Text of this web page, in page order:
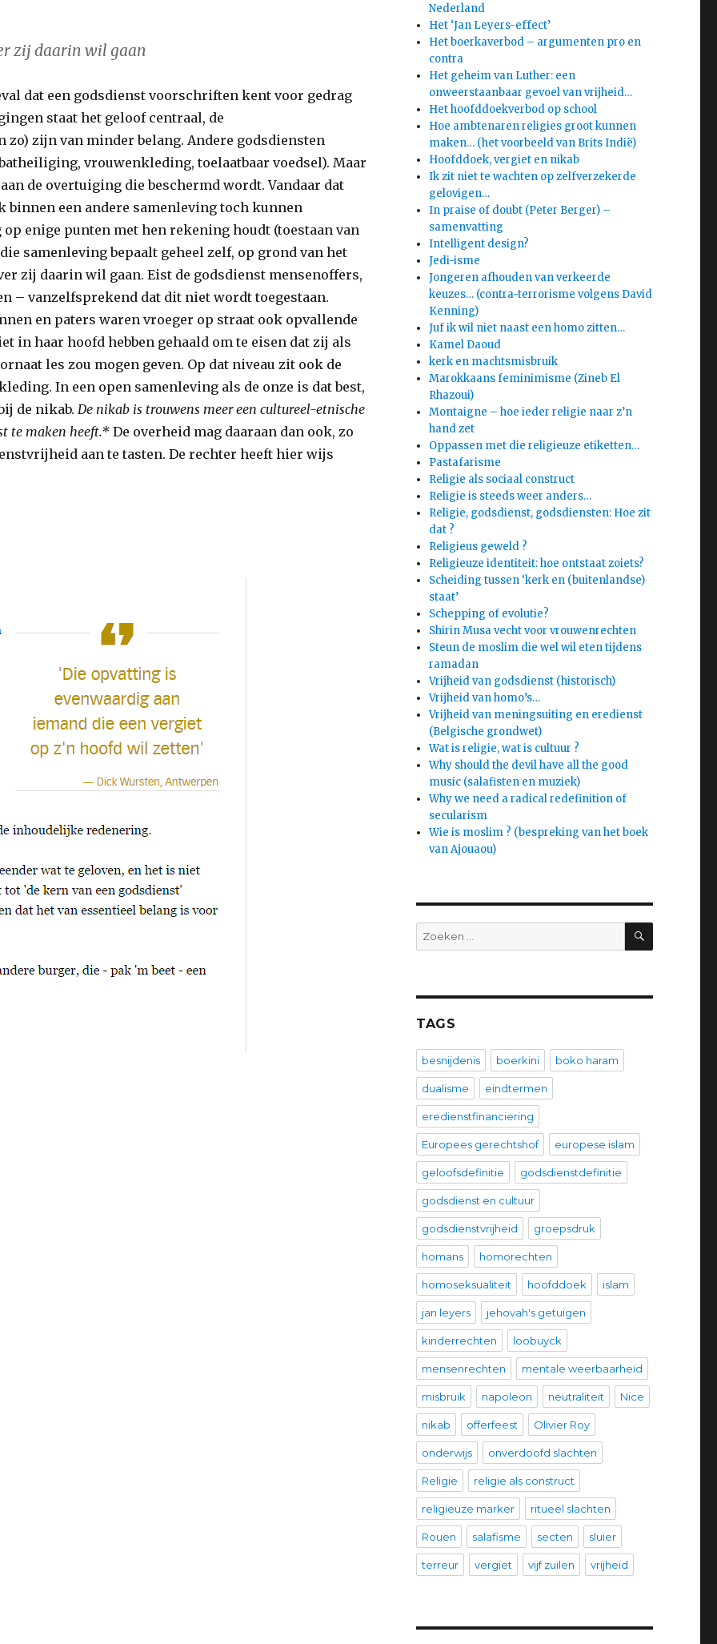
zij daarin wil gaan
dat een godsdienst voorschriften kent voor gedrag
staat het geloof centraal, de
zijn van minder belang. Andere godsdiensten
vrouwenkleding, toelaatbaar voedsel). Maar
de overtuiging die beschermd wordt. Vandaar dat
een andere samenleving toch kunnen
enige punten met hen rekening houdt (toestaan van
samenleving bepaalt geheel zelf, op grond van het
zij daarin wil gaan. Eist de godsdienst mensenoffers,
– vanzelfsprekend dat dit niet wordt toegestaan.
en paters waren vroeger op straat ook opvallende
in haar hoofd hebben gehaald om te eisen dat zij als
les zou mogen geven. Op dat niveau zit ook de
In een open samenleving als de onze is dat best,
de nikab.De nikab is trouwens meer een cultureel-etnische
te maken heeft.* De overheid mag daaraan dan ook, zo
aan te tasten. De rechter heeft hier wijs
Nederland
Het ‘Jan Leyers-effect’
Het boerkaverbod – argumenten pro en
contra
Het geheim van Luther: een
onweerstaanbaar gevoel van vrijheid…
Het hoofddoekverbod op school
Hoe ambtenaren religies groot kunnen
maken… (het voorbeeld van Brits Indië)
Hoofddoek, vergiet en nikab
Ik zit niet te wachten op zelfverzekerde
gelovigen…
In praise of doubt (Peter Berger) –
samenvatting
Intelligent design?
Jedi-isme
Jongeren afhouden van verkeerde
keuzes… (contra-terrorisme volgens David
Kenning)
Juf ik wil niet naast een homo zitten…
Kamel Daoud
kerk en machtsmisbruik
Marokkaans feminimisme (Zineb El
Rhazoui)
Montaigne – hoe ieder religie naar z’n
hand zet
Oppassen met die religieuze etiketten…
Pastafarisme
Religie als sociaal construct
Religie is steeds weer anders…
Religie, godsdienst, godsdiensten: Hoe zit
dat ?
Religieus geweld ?
Religieuze identiteit: hoe ontstaat zoiets?
Scheiding tussen ‘kerk en (buitenlandse)
staat’
Schepping of evolutie?
Shirin Musa vecht voor vrouwenrechten
Steun de moslim die wel wil eten tijdens
ramadan
Vrijheid van godsdienst (historisch)
Vrijheid van homo’s…
Vrijheid van meningsuiting en eredienst
(Belgische grondwet)
Wat is religie, wat is cultuur ?
Why should the devil have all the good
music (salafisten en muziek)
Why we need a radical redefinition of
secularism
Wie is moslim ? (bespreking van het boek
van Ajouaou)
Zoeken
naar:
ZOEKEN
TAGS
besnijdenis boerkini boko haram
dualisme eindtermen
eredienstfinanciering
Europees gerechtshof europese islam
geloofsdefinitie godsdienstdefinitie
godsdienst en cultuur
godsdienstvrijheid groepsdruk
homans homorechten
homoseksualiteit hoofddoek islam
jan leyers jehovah's getuigen
kinderrechten loobuyck
mensenrechten mentale weerbaarheid
misbruik napoleon neutraliteit Nice
nikab offerfeest Olivier Roy
onderwijs onverdoofd slachten
Religie religie als construct
religieuze marker ritueel slachten
Rouen salafisme secten sluier
terreur vergiet vijf zuilen vrijheid